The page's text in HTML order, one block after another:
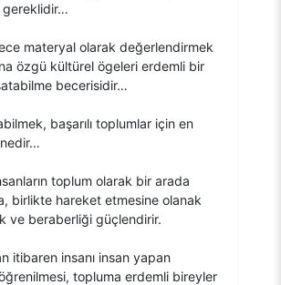
gereklidir…
materyal olarak değerlendirmek
özgü kültürel ögeleri erdemli bir
becerisidir…
başarılı toplumlar için en
toplum olarak bir arada
birlikte hareket etmesine olanak
ve beraberliği güçlendirir.
itibaren insanı insan yapan
topluma erdemli bireyler